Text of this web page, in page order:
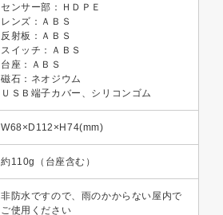
センサー部：ＨＤＰＥ
レンズ：ＡＢＳ
反射板：ＡＢＳ
スイッチ：ＡＢＳ
台座：ＡＢＳ
磁石：ネオジウム
ＵＳＢ端子カバー、シリコンゴム
W68×D112×H74(mm)
約110g（台座含む）
非防水ですので、雨のかからない屋内で
ご使用ください